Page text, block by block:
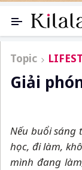
Topic
Giải
Nếu buổi sáng
học, đi làm,
mình đang